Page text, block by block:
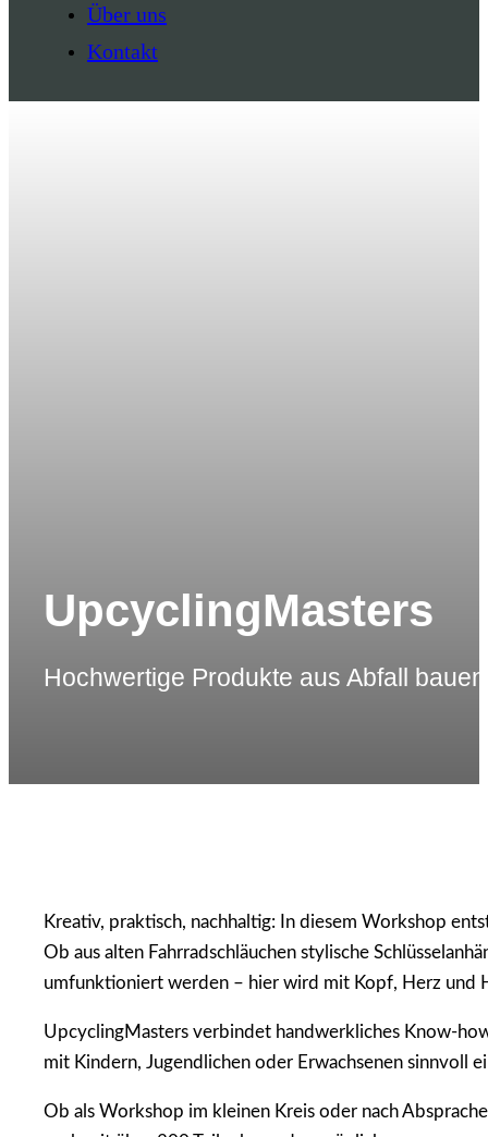
Über uns
Kontakt
UpcyclingMasters
Hochwertige Produkte aus Abfall bauen
Kreativ, praktisch, nachhaltig: In diesem Workshop
Ob aus alten Fahrradschläuchen stylische
umfunktioniert werden – hier wird mit Kopf, Herz und
UpcyclingMasters verbindet handwerkliches Know-
mit Kindern, Jugendlichen oder Erwachsenen sinnvoll
Ob als Workshop im kleinen Kreis oder nach